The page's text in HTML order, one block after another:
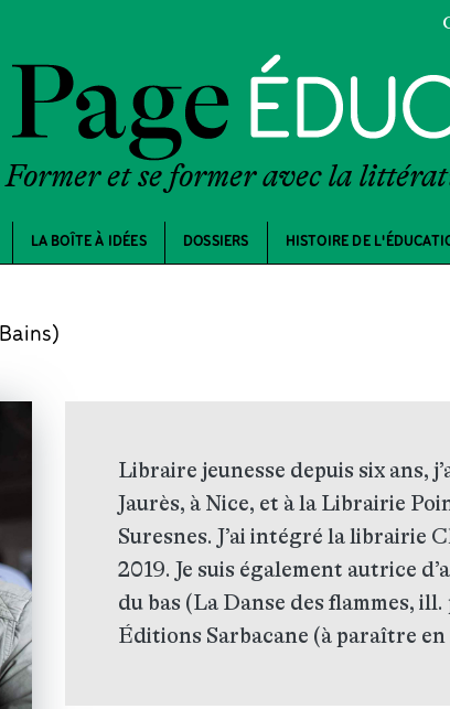
Former et se former avec la
LA BOÎTE À IDÉES DOSSIERS HISTOIRE DE
Libraire jeunesse depuis six ans,
Jaurès, à Nice, et à la Librairie
Suresnes. J’ai intégré la librairie
2019. Je suis également autrice
du bas (La Danse des flammes,
Éditions Sarbacane (à paraître en